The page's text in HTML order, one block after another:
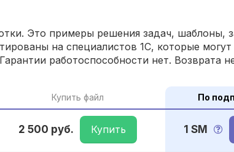
Это примеры решения задач, шаблоны,
на специалистов 1С, которые могут
работоспособности нет. Возврата
Купить файл По
2 500 руб. Купить 1 SM